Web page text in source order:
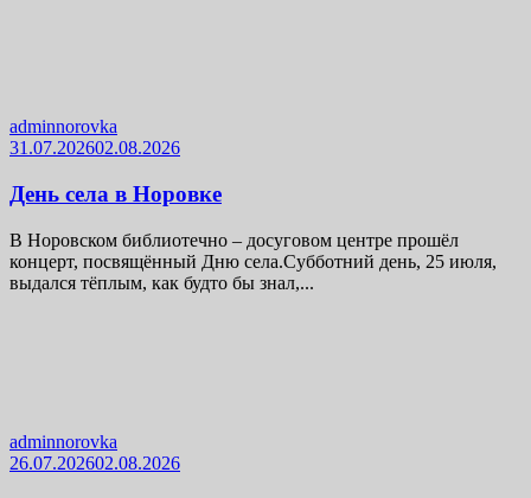
adminnorovka
31.07.202602.08.2026
День села в Норовке
В Норовском библиотечно – досуговом центре прошёл
концерт, посвящённый Дню села.Субботний день, 25 июля,
выдался тёплым, как будто бы знал,...
adminnorovka
26.07.202602.08.2026